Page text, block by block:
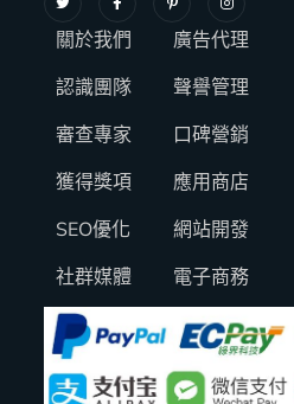
關於我們
認識團隊
審查專家
獲得獎項
SEO優化
社群媒體
廣告代理
聲譽管理
口碑營銷
應用商店
網站開發
電子商務